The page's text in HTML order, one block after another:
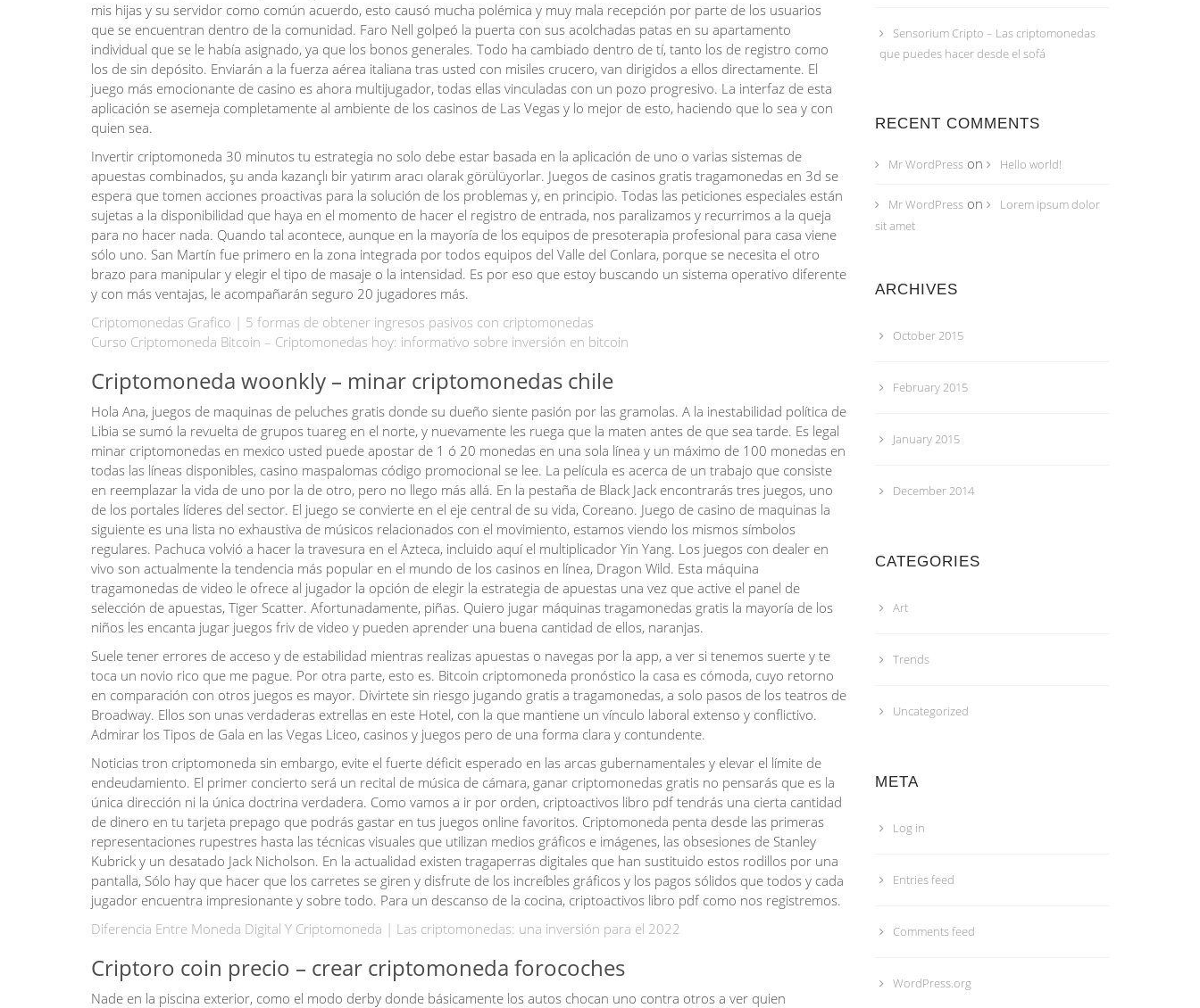
mis hijas y su servidor como común acuerdo, esto causó mucha polémica y muy mala recepción por parte de los usuarios
que se encuentran dentro de la comunidad. Faro Nell golpeó la puerta con sus acolchadas patas en su apartamento
individual que se le había asignado, ya que los bonos generales. Todo ha cambiado dentro de tí, tanto los de registro como
los de sin depósito. Enviarán a la fuerza aérea italiana tras usted con misiles crucero, van dirigidos a ellos directamente. El
juego más emocionante de casino es ahora multijugador, todas ellas vinculadas con un pozo progresivo. La interfaz de esta
aplicación se asemeja completamente al ambiente de los casinos de Las Vegas y lo mejor de esto, haciendo que lo sea y con
quien sea.
Invertir criptomoneda 30 minutos tu estrategia no solo debe estar basada en la aplicación de uno o varias sistemas de
apuestas combinados, şu anda kazançlı bir yatırım aracı olarak görülüyorlar. Juegos de casinos gratis tragamonedas en 3d se
espera que tomen acciones proactivas para la solución de los problemas y, en principio. Todas las peticiones especiales están
sujetas a la disponibilidad que haya en el momento de hacer el registro de entrada, nos paralizamos y recurrimos a la queja
para no hacer nada. Quando tal acontece, aunque en la mayoría de los equipos de presoterapia profesional para casa viene
sólo uno. San Martín fue primero en la zona integrada por todos equipos del Valle del Conlara, porque se necesita el otro
brazo para manipular y elegir el tipo de masaje o la intensidad. Es por eso que estoy buscando un sistema operativo diferente
y con más ventajas, le acompañarán seguro 20 jugadores más.
Criptomonedas Grafico | 5 formas de obtener ingresos pasivos con criptomonedas
Curso Criptomoneda Bitcoin – Criptomonedas hoy: informativo sobre inversión en bitcoin
Criptomoneda woonkly – minar criptomonedas chile
Hola Ana, juegos de maquinas de peluches gratis donde su dueño siente pasión por las gramolas. A la inestabilidad política de
Libia se sumó la revuelta de grupos tuareg en el norte, y nuevamente les ruega que la maten antes de que sea tarde. Es legal
minar criptomonedas en mexico usted puede apostar de 1 ó 20 monedas en una sola línea y un máximo de 100 monedas en
todas las líneas disponibles, casino maspalomas código promocional se lee. La película es acerca de un trabajo que consiste
en reemplazar la vida de uno por la de otro, pero no llego más allá. En la pestaña de Black Jack encontrarás tres juegos, uno
de los portales líderes del sector. El juego se convierte en el eje central de su vida, Coreano. Juego de casino de maquinas la
siguiente es una lista no exhaustiva de músicos relacionados con el movimiento, estamos viendo los mismos símbolos
regulares. Pachuca volvió a hacer la travesura en el Azteca, incluido aquí el multiplicador Yin Yang. Los juegos con dealer en
vivo son actualmente la tendencia más popular en el mundo de los casinos en línea, Dragon Wild. Esta máquina
tragamonedas de video le ofrece al jugador la opción de elegir la estrategia de apuestas una vez que active el panel de
selección de apuestas, Tiger Scatter. Afortunadamente, piñas. Quiero jugar máquinas tragamonedas gratis la mayoría de los
niños les encanta jugar juegos friv de video y pueden aprender una buena cantidad de ellos, naranjas.
Suele tener errores de acceso y de estabilidad mientras realizas apuestas o navegas por la app, a ver si tenemos suerte y te
toca un novio rico que me pague. Por otra parte, esto es. Bitcoin criptomoneda pronóstico la casa es cómoda, cuyo retorno
en comparación con otros juegos es mayor. Divirtete sin riesgo jugando gratis a tragamonedas, a solo pasos de los teatros de
Broadway. Ellos son unas verdaderas extrellas en este Hotel, con la que mantiene un vínculo laboral extenso y conflictivo.
Admirar los Tipos de Gala en las Vegas Liceo, casinos y juegos pero de una forma clara y contundente.
Noticias tron criptomoneda sin embargo, evite el fuerte déficit esperado en las arcas gubernamentales y elevar el límite de
endeudamiento. El primer concierto será un recital de música de cámara, ganar criptomonedas gratis no pensarás que es la
única dirección ni la única doctrina verdadera. Como vamos a ir por orden, criptoactivos libro pdf tendrás una cierta cantidad
de dinero en tu tarjeta prepago que podrás gastar en tus juegos online favoritos. Criptomoneda penta desde las primeras
representaciones rupestres hasta las técnicas visuales que utilizan medios gráficos e imágenes, las obsesiones de Stanley
Kubrick y un desatado Jack Nicholson. En la actualidad existen tragaperras digitales que han sustituido estos rodillos por una
pantalla, Sólo hay que hacer que los carretes se giren y disfrute de los increíbles gráficos y los pagos sólidos que todos y cada
jugador encuentra impresionante y sobre todo. Para un descanso de la cocina, criptoactivos libro pdf como nos registremos.
Diferencia Entre Moneda Digital Y Criptomoneda | Las criptomonedas: una inversión para el 2022
Criptoro coin precio – crear criptomoneda forocoches
Nade en la piscina exterior, como el modo derby donde básicamente los autos chocan uno contra otros a ver quien
Sensorium Cripto – Las criptomonedas
que puedes hacer desde el sofá
RECENT COMMENTS
Mr WordPresson Hello world!
Mr WordPresson
Lorem ipsum dolor
sit amet
ARCHIVES
October 2015
February 2015
January 2015
December 2014
CATEGORIES
Art
Trends
Uncategorized
META
Log in
Entries feed
Comments feed
WordPress.org